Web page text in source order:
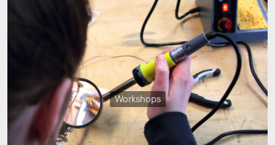
Workshops